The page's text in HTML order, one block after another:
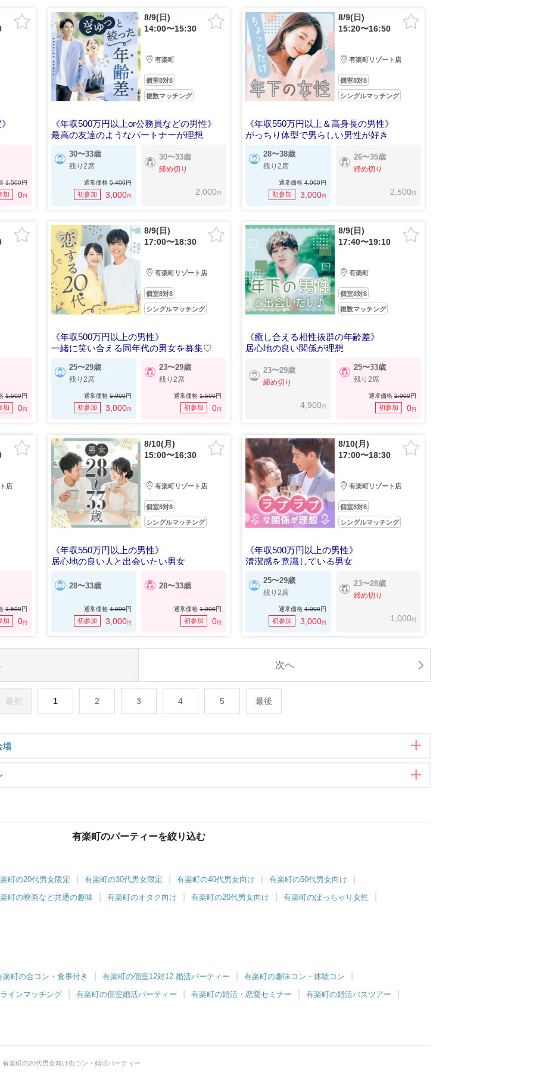
1,500円
加 0円
8/9(日)
14:00〜15:30
有楽町
個室8対8
複数マッチング
《年収500万円以上or公務員などの男性》
最高の友達のようなパートナーが理想
30〜33歳
残り2席
通常価格 5,400円
初参加 3,000円
30〜33歳
締め切り
2,000 円
8/9(日)
15:20〜16:50
有楽町リゾート店
個室8対8
シングルマッチング
《年収550万円以上＆高身長の男性》
がっちり体型で男らしい男性が好き
28〜38歳
残り2席
通常価格4,900円
初参加 3,000円
26〜35歳
締め切り
2,500 円
1,500円
加 0円
8/9(日)
17:00〜18:30
有楽町リゾート店
個室8対8
シングルマッチング
《年収500万円以上の男性》
一緒に笑い合える同年代の男女を募集♡
25〜29歳
残り2席
通常価格 5,900円
初参加 3,000円
23〜29歳
残り2席
通常価格1,500円
初参加 0円
8/9(日)
17:40〜19:10
有楽町
個室8対8
複数マッチング
《癒し合える相性抜群の年齢差》
居心地の良い関係が理想
23〜29歳
締め切り
4,900 円
25〜33歳
残り2席
通常価格 2,000円
初参加 0円
店
1,500円
加 0円
8/10(月)
15:00〜16:30
有楽町リゾート店
個室8対8
シングルマッチング
《年収550万円以上の男性》
居心地の良い人と出会いたい男女
28〜33歳
通常価格 4,000円
初参加 3,000円
28〜33歳
通常価格1,000円
初参加 0円
8/10(月)
17:00〜18:30
有楽町リゾート店
個室8対8
シングルマッチング
《年収500万円以上の男性》
清潔感を意識している男女
25〜29歳
残り2席
通常価格4,000円
初参加 3,000円
23〜28歳
締め切り
1,000 円
次へ
最初 1 2 3 4 5 最後
場
有楽町のパーティーを絞り込む
町の20代男女限定 有楽町の30代男女限定 有楽町の40代男女向け
有楽町の50代男女向け
町の映画など共通の趣味 有楽町のオタク向け 有楽町の20代男女向け
有楽町のぽっちゃり女性
楽町の合コン・食事付き 有楽町の個室12対12 婚活パーティー
有楽町の趣味コン・体験コン
インマッチング 有楽町の個室婚活パーティー 有楽町の婚活・恋愛セミナー
有楽町の婚活バスツアー
有楽町の20代男女向け街コン・婚活パーティー